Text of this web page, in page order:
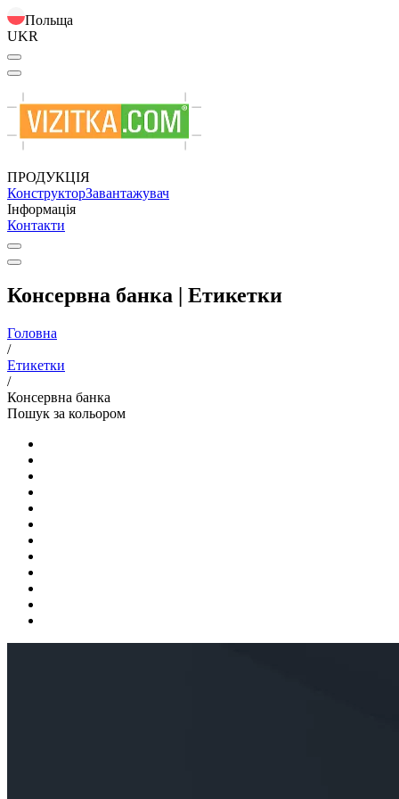
Польща
UKR
ПРОДУКЦІЯ
КонструкторЗавантажувач
Інформація
Контакти
Консервна банка | Етикетки
Головна
/
Етикетки
/
Консервна банка
Пошук за кольором